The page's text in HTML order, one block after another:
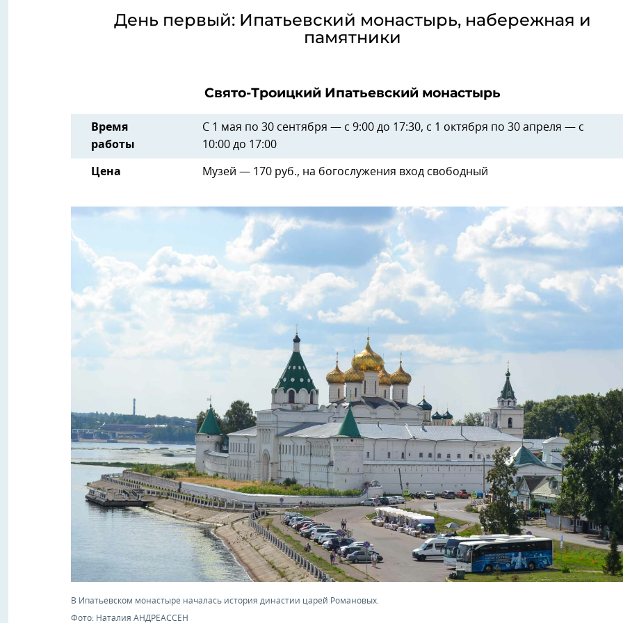
День первый: Ипатьевский монастырь, набережная и
памятники
Свято-Троицкий Ипатьевский монастырь
Время
работы
С 1 мая по 30 сентября — с 9:00 до 17:30, с 1 октября по 30 апреля — с
10:00 до 17:00
Цена Музей — 170 руб., на богослужения вход свободный
В Ипатьевском монастыре началась история династии царей Романовых.
Фото: Наталия АНДРЕАССЕН